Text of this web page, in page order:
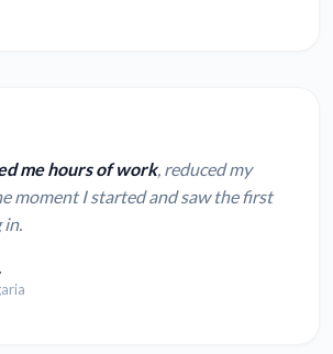
me hours of work, reduced my
moment I started and saw the first
in.